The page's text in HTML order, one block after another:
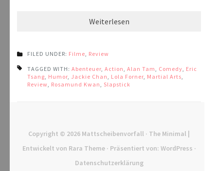
Weiterlesen
FILED UNDER: Filme Review
TAGGED WITH: Abenteuer Action Alan Tam Comedy Eric
Tsang Humor Jackie Chan Lola Forner Martial Arts
Review Rosamund Kwan Slapstick
Copyright © 2026 Mattscheibenvorfall · The Minimal |
Entwickelt von Rara Theme· Präsentiert von: WordPress ·
Datenschutzerklärung